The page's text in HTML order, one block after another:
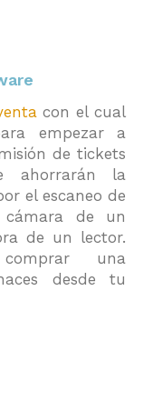
con el cual
empezar a
de tickets
ahorrarán la
el escaneo de
de un
de un lector.
una
desde tu